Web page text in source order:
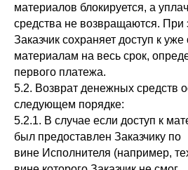
материалов блокируется, а
средства не возвращаются. При
Заказчик сохраняет доступ к
материалам на весь срок,
первого платежа.
5.2. Возврат денежных средств
следующем порядке:
5.2.1. В случае если доступ к
был предоставлен Заказчику по
вине Исполнителя (например,